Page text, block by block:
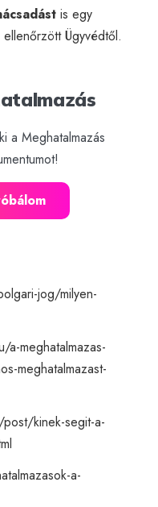
is egy
ellenőrzött Ügyvédtől.
a Meghatalmazás
jog/milyen-
meghatalmazas-
meghatalmazast-
kinek-segit-a-
a-